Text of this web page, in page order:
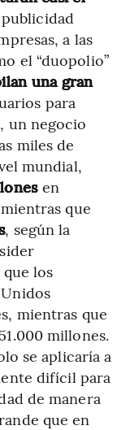
a las
el “duopolio”
una gran
para
un negocio
miles de
mundial,
en
que
, según la
los
mientras que
millones.
se aplicaría a
difícil para
de manera
que en